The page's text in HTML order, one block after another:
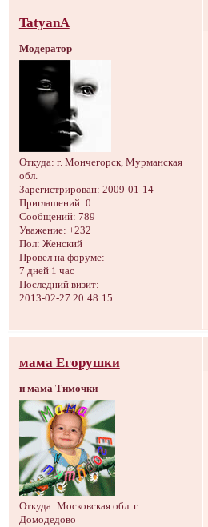
TatyanA
Модератор
Откуда: г. Мончегорск, Мурманская
обл.
Зарегистрирован: 2009-01-14
Приглашений: 0
Сообщений: 789
Уважение: +232
Пол: Женский
Провел на форуме:
7 дней 1 час
Последний визит:
2013-02-27 20:48:15
мама Егорушки
и мама Тимочки
Откуда: Московская обл. г.
Домодедово